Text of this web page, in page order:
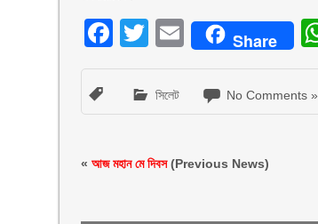
Facebook
Twitter
EmailShare
সিলেট No Comments »
«আজ মহান মে দিবস(Previous News)